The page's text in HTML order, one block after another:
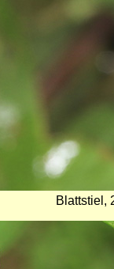
Blattstiel,